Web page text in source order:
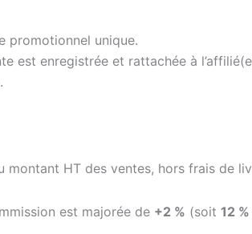
promotionnel unique.
est enregistrée et rattachée à
montant HT des ventes, hors frais de
est majorée de +2 % (soit 12